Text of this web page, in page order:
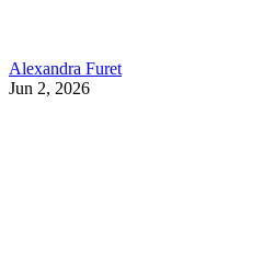
Alexandra Furet
Jun 2, 2026